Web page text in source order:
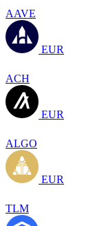
AAVE
EUR
ACH
EUR
ALGO
EUR
TLM